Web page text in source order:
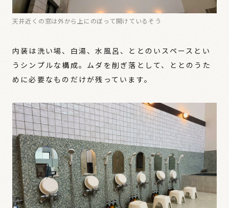
天井近くの窓は外から上にのぼって開けているそう
内装は洗い場、白湯、水風呂、ととのいスペースとい
うシンプルな構成。ムダを削ぎ落として、ととのうた
めに必要なものだけが残っています。